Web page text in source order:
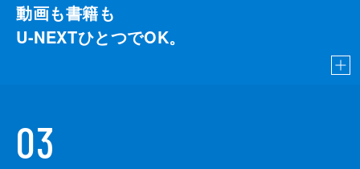
動画も書籍も
U-NEXTひとつでOK。
03